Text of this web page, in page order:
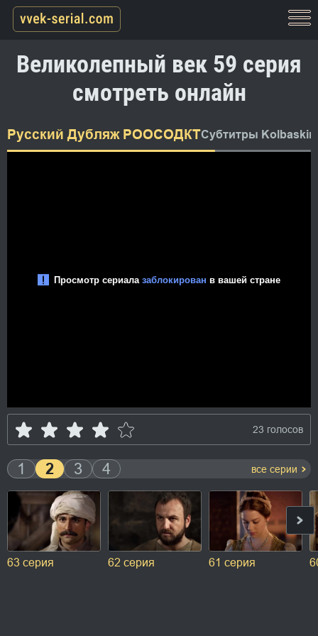
Великолепный век 59 серия
смотреть онлайн
Русский Дубляж РООСОДКТСубтитры
23 голосов
1 2 3 4 все серии
63 серия 62 серия 61 серия